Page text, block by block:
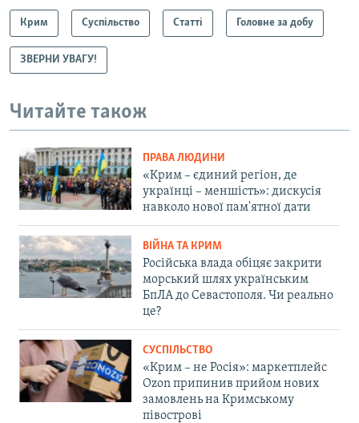
Крим Суспільство Статті Головне за добу
ЗВЕРНИ УВАГУ!
Читайте також
ПРАВА ЛЮДИНИ
«Крим – єдиний регіон, де
українці – меншість»: дискусія
навколо нової пам'ятної дати
ВІЙНА ТА КРИМ
Російська влада обіцяє закрити
морський шлях українським
БпЛА до Севастополя. Чи реально
це?
СУСПІЛЬСТВО
«Крим – не Росія»: маркетплейс
Ozon припинив прийом нових
замовлень на Кримському
півострові